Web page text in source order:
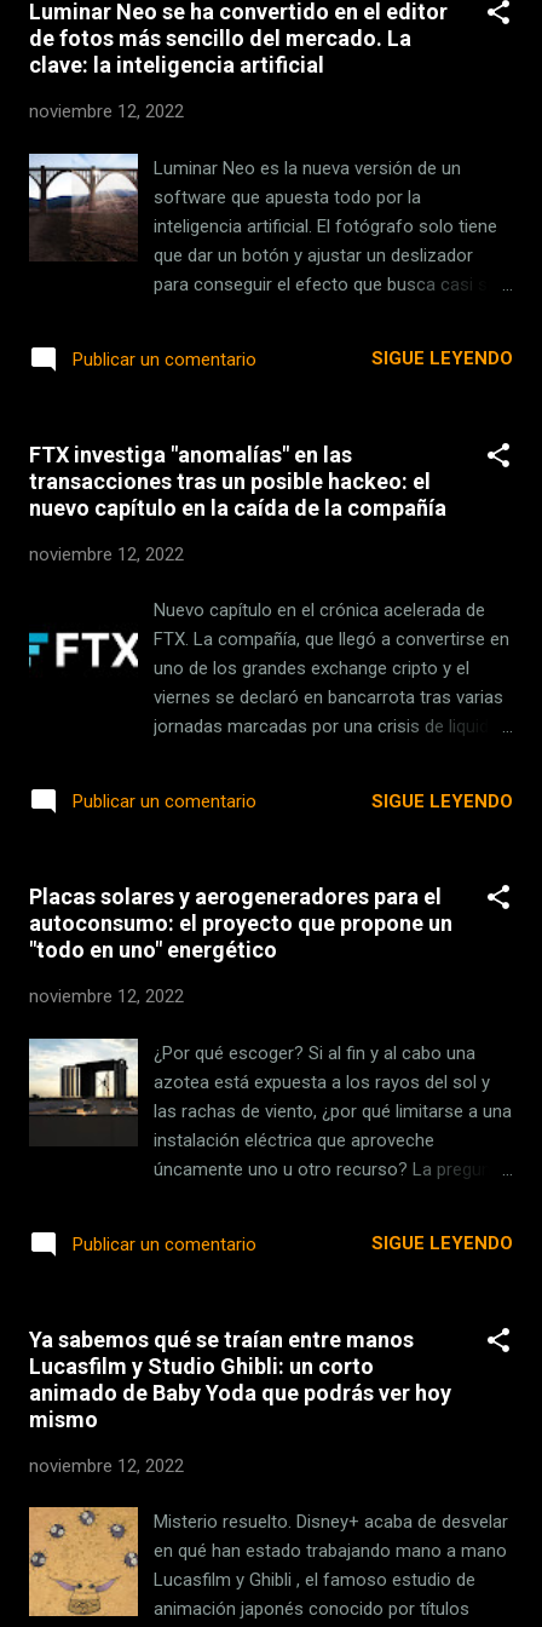
que, aunque pasemos por alto, es la primera
impresión de un dispositivo. Y las primeras
impresiones duran , lo que Steve Jobs tenía
muy claro. Las primeras impresiones duran,
hombre que conducía su mercedes sin
matrícula y que quiso ser astronauta , creó
un equipo para investigar la mejor forma de
presentar los productos de la compañía. Un
equipo del que desconocemos su estado
marketing o algo parecido, pero cuyo princ...
Luminar Neo se ha convertido en el editor
de fotos más sencillo del mercado. La
clave: la inteligencia artificial
noviembre 12, 2022
Luminar Neo es la nueva versión de un
software que apuesta todo por la
inteligencia artificial. El fotógrafo solo tiene
que dar un botón y ajustar un deslizador
para conseguir el efecto que busca casi sin
¿Cómo funciona? ¿Merece la pena? ¿Es
nuestro mundo a pasos agigantados. Viene
para hacernos la vida más fácil, pero si no la
entendemos bien, puede suplir cualquier
actividad humana, incluso la creativa.
edición que depende completamente de la
inteligencia artificial y solo ofrece algún que
otro control manual, exactamente al revés
que la competencia. Así que nos hemos
propuesto probarlo durante unos días para
software de Adobe o Capture One . Y por
Publicar un comentario SIGUE LEYENDO
FTX investiga "anomalías" en las
transacciones tras un posible hackeo: el
nuevo capítulo en la caída de la compañía
noviembre 12, 2022
Nuevo capítulo en el crónica acelerada de
FTX. La compañía, que llegó a convertirse en
uno de los grandes exchange cripto y el
viernes se declaró en bancarrota tras varias
jornadas marcadas por una crisis de liquidez
compañía — precisa Financial Times — está
bancarrota, decisión que comunicó no hace
ni 24 horas, con la retirada de cientos de
millones de dólares en activos
criptográficos. Pese a los graves problemas
sumado, según los analistas, más de 260
millones de dólares . En concreto y en base
a los cálculos elaborados por el grupo de
análisis de blockchain Nansen, con sede en
Singapur, se apunta a al menos 266 millones
valor de alrededor de 73 millones de dólares.
Publicar un comentario SIGUE LEYENDO
Placas solares y aerogeneradores para el
autoconsumo: el proyecto que propone un
"todo en uno" energético
noviembre 12, 2022
¿Por qué escoger? Si al fin y al cabo una
azotea está expuesta a los rayos del sol y
las rachas de viento, ¿por qué limitarse a una
instalación eléctrica que aproveche
úncamente uno u otro recurso? La pregunta
con sede en Texas, para ayudar a sus
su huella de CO2. La suma, ya se sabe, hace
la fuerza. Su fórmula consiste básicamente
en un sistema integrado que combina eólica
bautizado como Wind-Powered Microgrid.
públicos generar energía verde in situ en el
entorno construido. Ya no basta con
comprar energía limpia a una eléctrica o
adquirir certificados de energía renovable”,
Publicar un comentario SIGUE LEYENDO
Ya sabemos qué se traían entre manos
Lucasfilm y Studio Ghibli: un corto
animado de Baby Yoda que podrás ver hoy
mismo
noviembre 12, 2022
Misterio resuelto. Disney+ acaba de desvelar
en qué han estado trabajando mano a mano
Lucasfilm y Ghibli , el famoso estudio de
animación japonés conocido por títulos